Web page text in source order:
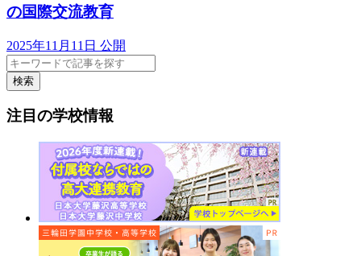
の国際交流教育
2025年11月11日 公開
検索
注目の学校情報